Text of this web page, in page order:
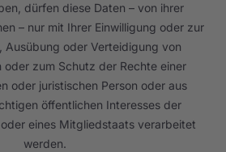
dürfen diese Daten – von ihrer
– nur mit Ihrer Einwilligung oder zur
Ausübung oder Verteidigung von
oder zum Schutz der Rechte einer
oder juristischen Person oder aus
öffentlichen Interesses der
eines Mitgliedstaats verarbeitet
werden.